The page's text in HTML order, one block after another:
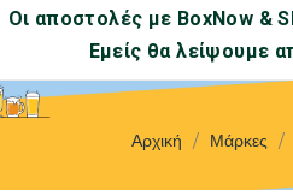
Οι αποστολές με BoxNow &
Εμείς θα λείψουμε
Αρχική Μάρκες